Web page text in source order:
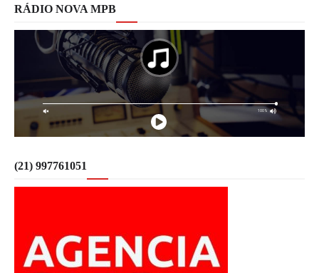
RÁDIO NOVA MPB
(21) 997761051